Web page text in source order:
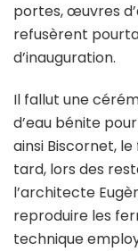
portes, œuvres
refusèrent
d’inauguration.
Il fallut une
d’eau bénite
ainsi Biscornet,
tard, lors des
l’architecte
reproduire les
technique